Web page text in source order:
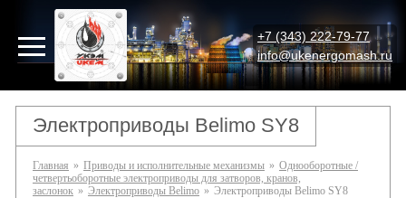
+7 (343) 222-79-77
info@ukenergomash.ru
Электроприводы Belimo SY8
Главная » Приводы и исполнительные механизмы » Однооборотные /
четвертьоборотные электроприводы для затворов, кранов,
заслонок » Электроприводы Belimo » Электроприводы Belimo SY8